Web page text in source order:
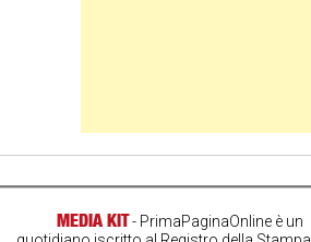
MEDIA KIT- PrimaPaginaOnline è un